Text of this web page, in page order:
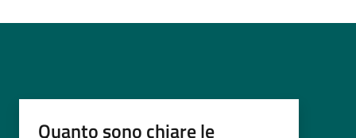
Quanto sono chiare le